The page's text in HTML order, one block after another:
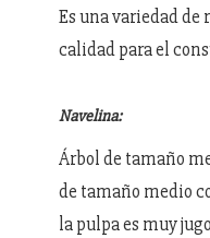
Es una variedad
calidad para el
Navelina:
Árbol de tamaño
de tamaño medio
la pulpa es muy